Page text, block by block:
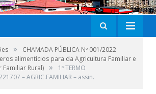
»
CHAMADA PÚBLICA Nº 001/2022
alimentícios para da Agricultura Familiar e
Rural) »
1º TERMO
– AGRIC.FAMILIAR – assin.